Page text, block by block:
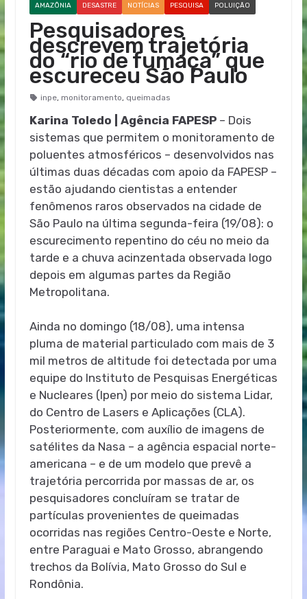
AMAZÔNIA DESASTRE NOTÍCIAS PESQUISA POLUIÇÃO
Pesquisadores
descrevem trajetória
do “rio de fumaça” que
escureceu São Paulo
inpe, monitoramento, queimadas
Karina Toledo | Agência FAPESP– Dois
sistemas que permitem o monitoramento de
poluentes atmosféricos – desenvolvidos nas
últimas duas décadas com apoio da FAPESP –
estão ajudando cientistas a entender
fenômenos raros observados na cidade de
São Paulo na última segunda-feira (19/08): o
escurecimento repentino do céu no meio da
tarde e a chuva acinzentada observada logo
depois em algumas partes da Região
Metropolitana.
Ainda no domingo (18/08), uma intensa
pluma de material particulado com mais de 3
mil metros de altitude foi detectada por uma
equipe do Instituto de Pesquisas Energéticas
e Nucleares (Ipen) por meio do sistema Lidar,
do Centro de Lasers e Aplicações (CLA).
Posteriormente, com auxílio de imagens de
satélites da Nasa – a agência espacial norte-
americana – e de um modelo que prevê a
trajetória percorrida por massas de ar, os
pesquisadores concluíram se tratar de
partículas provenientes de queimadas
ocorridas nas regiões Centro-Oeste e Norte,
entre Paraguai e Mato Grosso, abrangendo
trechos da Bolívia, Mato Grosso do Sul e
Rondônia.